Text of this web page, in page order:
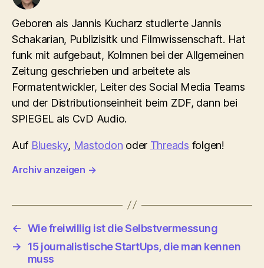
Geboren als Jannis Kucharz studierte Jannis
Schakarian, Publizisitk und Filmwissenschaft. Hat
funk mit aufgebaut, Kolmnen bei der Allgemeinen
Zeitung geschrieben und arbeitete als
Formatentwickler, Leiter des Social Media Teams
und der Distributionseinheit beim ZDF, dann bei
SPIEGEL als CvD Audio.
Auf Bluesky, Mastodon oder Threads folgen!
Archiv anzeigen →
← Wie freiwillig ist die Selbstvermessung
→
15 journalistische StartUps, die man kennen
muss